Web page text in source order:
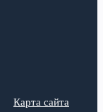
Карта сайта